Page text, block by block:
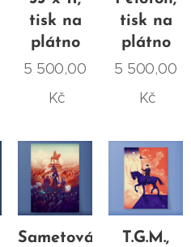
tisk na
plátno
5 500,00
Kč
tisk na
plátno
5 500,00
Kč
Sametová,
T.G.M.,